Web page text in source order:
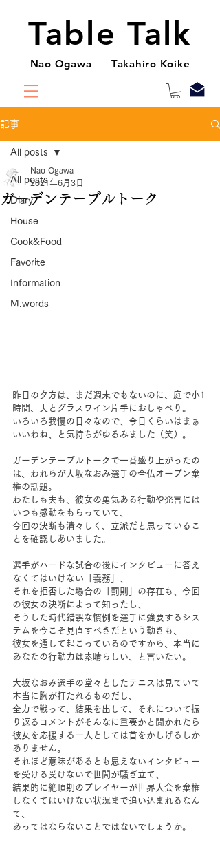
Table Talk
Nao Ogawa Takahiro Koike
記事
All posts
Diary
House
Cook&Food
Favorite
Information
M.words
All posts
ガーデンテーブルトーク
Nao Ogawa
2021年6月3日
昨日の夕方は、まだ週末でもないのに、庭で小1
時間、夫とグラスワイン片手におしゃべり。
いろいろ我慢の日々なので、今日くらいはまぁ
いいわね、と気持ちがゆるみました（笑）。
ガーデンテーブルトークで一番盛り上がったの
は、われらが大坂なおみ選手の全仏オープン棄
権の話題。
わたしも夫も、彼女の勇気ある行動や発言には
いつも感動をもらっていて、
今回の決断も清々しく、立派だと思っているこ
とを確認しあいました。
選手がハードな試合の後にインタビューに答え
なくてはいけない「義務」、
それを拒否した場合の「罰則」の存在も、今回
の彼女の決断によって知ったし、
そうした時代錯誤な慣例を選手に強要するシス
テムを今こそ見直すべきだという動きも、
彼女を通して起こっているのですから、本当に
あなたの行動力は素晴らしい、と言いたい。
大坂なおみ選手の堂々としたテニスは見ていて
本当に胸が打たれるものだし、
全力で戦って、結果を出して、それについて振
り返るコメントがそんなに重要かと聞かれたら
彼女を応援する一人としては首をかしげるしか
ありません。
それほど意味があるとも思えないインタビュー
を受ける受けないで世間が騒ぎ立て、
結果的に絶頂期のプレイヤーが世界大会を棄権
しなくてはいけない状況まで追い込まれるなん
て、
あってはならないことではないでしょうか。